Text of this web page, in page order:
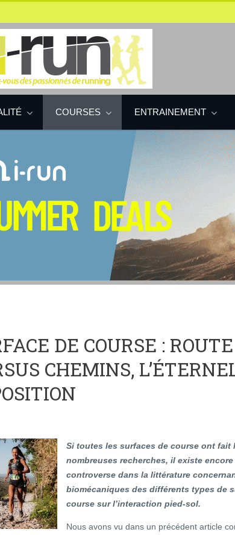
COURSES ENTRAINEMENT
DE COURSE : ROUTE
CHEMINS,
Si toutes les surfaces de course ont fait
nombreuses recherches, il existe encore
controverse dans la littérature
biomécaniques des différents types de
course sur l’interaction pied-sol.
Nous avons vu dans un précédent article